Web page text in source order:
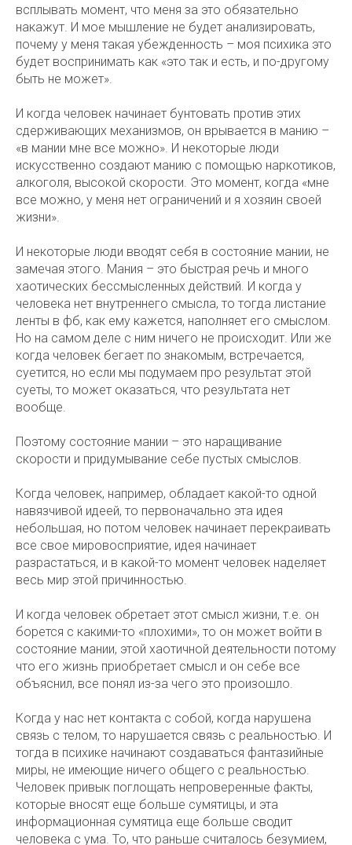
всплывать момент, что меня за это обязательно
накажут. И мое мышление не будет анализировать,
почему у меня такая убежденность – моя психика это
будет воспринимать как «это так и есть, и по-другому
быть не может».
И когда человек начинает бунтовать против этих
сдерживающих механизмов, он врывается в манию –
«в мании мне все можно». И некоторые люди
искусственно создают манию с помощью наркотиков,
алкоголя, высокой скорости. Это момент, когда «мне
все можно, у меня нет ограничений и я хозяин своей
жизни».
И некоторые люди вводят себя в состояние мании, не
замечая этого. Мания – это быстрая речь и много
хаотических бессмысленных действий. И когда у
человека нет внутреннего смысла, то тогда листание
ленты в фб, как ему кажется, наполняет его смыслом.
Но на самом деле с ним ничего не происходит. Или же
когда человек бегает по знакомым, встречается,
суетится, но если мы подумаем про результат этой
суеты, то может оказаться, что результата нет
вообще.
Поэтому состояние мании – это наращивание
скорости и придумывание себе пустых смыслов.
Когда человек, например, обладает какой-то одной
навязчивой идеей, то первоначально эта идея
небольшая, но потом человек начинает перекраивать
все свое мировосприятие, идея начинает
разрастаться, и в какой-то момент человек наделяет
весь мир этой причинностью.
И когда человек обретает этот смысл жизни, т.е. он
борется с какими-то «плохими», то он может войти в
состояние мании, этой хаотичной деятельности потому
что его жизнь приобретает смысл и он себе все
объяснил, все понял из-за чего это произошло.
Когда у нас нет контакта с собой, когда нарушена
связь с телом, то нарушается связь с реальностью. И
тогда в психике начинают создаваться фантазийные
миры, не имеющие ничего общего с реальностью.
Человек привык поглощать непроверенные факты,
которые вносят еще больше сумятицы, и эта
информационная сумятица еще больше сводит
человека с ума. То, что раньше считалось безумием,